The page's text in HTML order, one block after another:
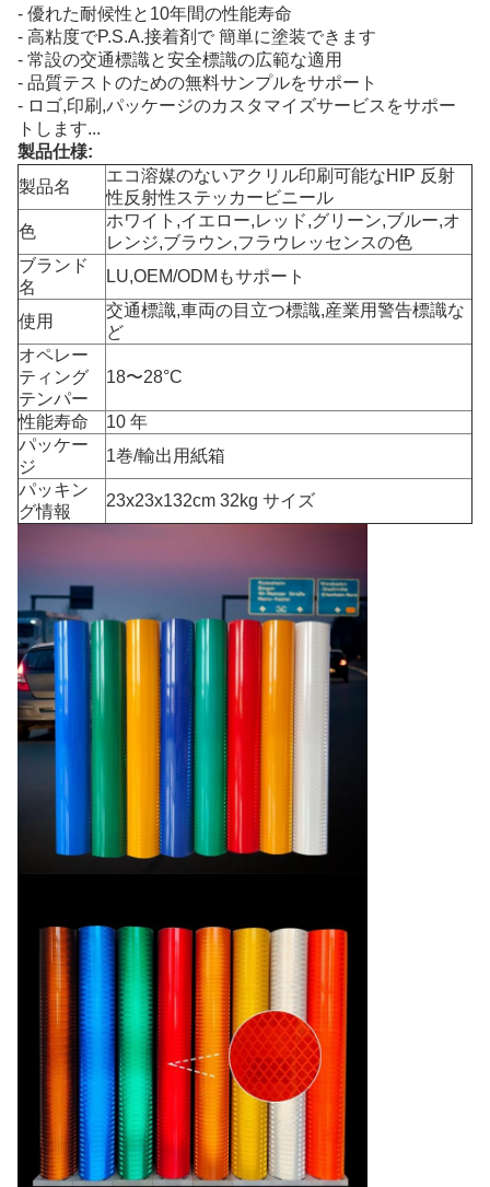
- 優れた耐候性と10年間の性能寿命
- 高粘度でP.S.A.接着剤で 簡単に塗装できます
- 常設の交通標識と安全標識の広範な適用
- 品質テストのための無料サンプルをサポート
- ロゴ,印刷,パッケージのカスタマイズサービスをサポー
トします...
製品仕様:
製品名
エコ溶媒のないアクリル印刷可能なHIP 反射
性反射性ステッカービニール
色
ホワイト,イエロー,レッド,グリーン,ブルー,オ
レンジ,ブラウン,フラウレッセンスの色
ブランド
名
LU,OEM/ODMもサポート
使用
交通標識,車両の目立つ標識,産業用警告標識な
ど
オペレー
ティング
テンパー
18〜28°C
性能寿命
10 年
パッケー
ジ
1巻/輸出用紙箱
パッキン
グ情報
23x23x132cm 32kg サイズ